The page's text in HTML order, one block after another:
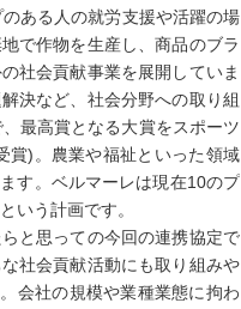
ある人の就労支援や活躍の場
で作物を生産し、商品のブラ
社会貢献事業を展開していま
決など、社会分野への取り組
最高賞となる大賞をスポーツ
賞)。農業や福祉といった領域
す。ベルマーレは現在10のプ
いう計画です。
と思っての今回の連携協定で
社会貢献活動にも取り組みや
会社の規模や業種業態に拘わ